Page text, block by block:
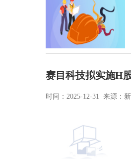
赛目科技拟实施H
时间：2025-12-31 来源：